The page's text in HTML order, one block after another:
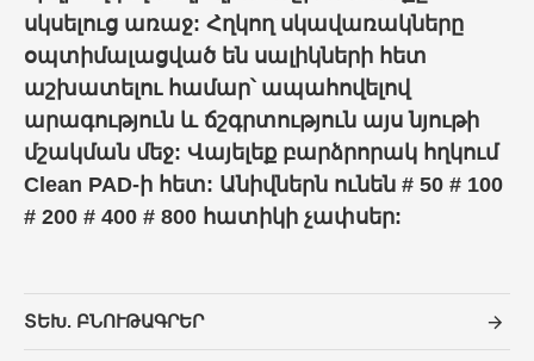
սկսելուց առաջ: Հղկող սկավառակները
օպտիմալացված են սալիկների հետ
աշխատելու համար՝ ապահովելով
արագություն և ճշգրտություն այս նյութի
մշակման մեջ: Վայելեք բարձրորակ հղկում
Clean PAD-ի հետ: Անիվներն ունեն # 50 # 100
# 200 # 400 # 800 հատիկի չափսեր:
ՏԵԽ. ԲՆՈՒԹԱԳՐԵՐ